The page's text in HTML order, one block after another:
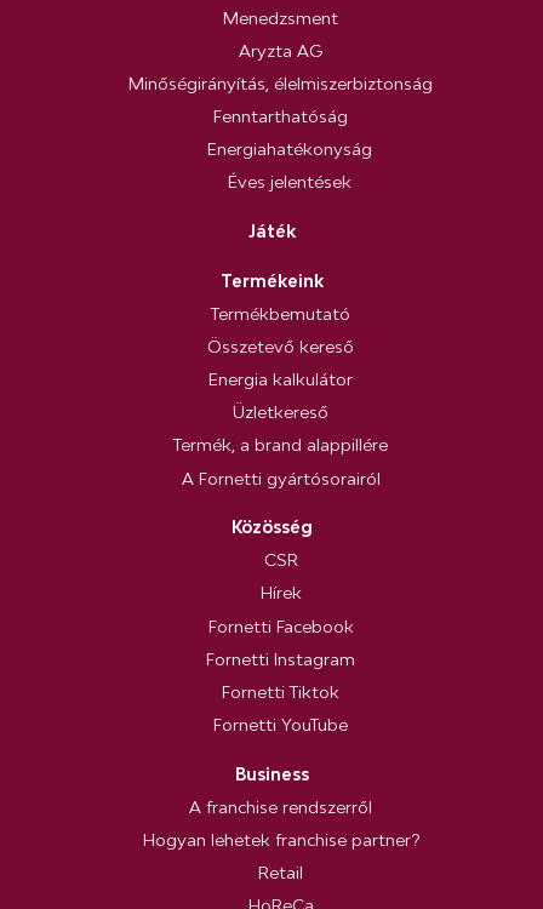
Menedzsment
Aryzta AG
Minőségirányítás, élelmiszerbiztonság
Fenntarthatóság
Energiahatékonyság
Éves jelentések
Játék
Termékeink
Termékbemutató
Összetevő kereső
Energia kalkulátor
Üzletkereső
Termék, a brand alappillére
A Fornetti gyártósorairól
Közösség
CSR
Hírek
Fornetti Facebook
Fornetti Instagram
Fornetti Tiktok
Fornetti YouTube
Business
A franchise rendszerről
Hogyan lehetek franchise partner?
Retail